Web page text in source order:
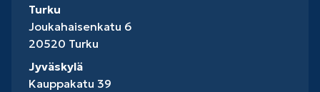
Turku
Joukahaisenkatu 6
20520 Turku
Jyväskylä
Kauppakatu 39